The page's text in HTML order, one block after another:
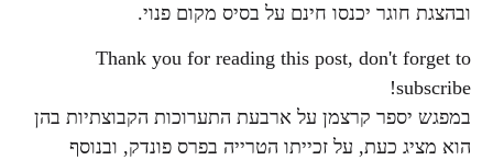
ובהצגת חוגר יכנסו חינם על בסיס מקום פנוי.
Thank you for reading this post, don't forget to
subscribe!
במפגש יספר קרצמן על ארבעת התערוכות הקבוצתיות בהן
הוא מציג כעת, על זכייתו הטרייה בפרס פונדק, ובנוסף